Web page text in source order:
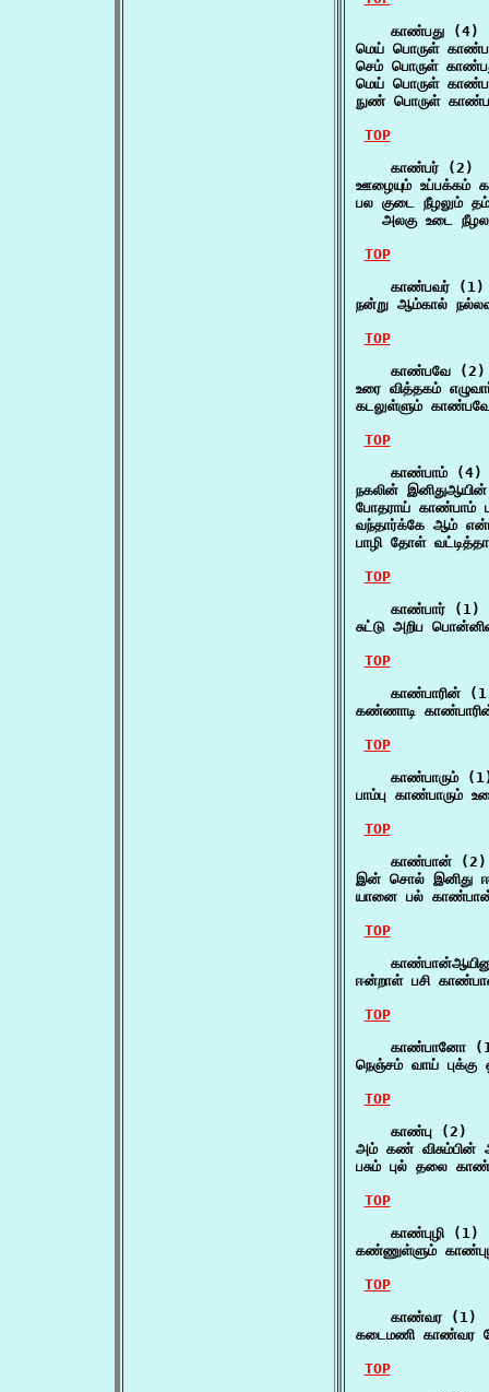
    காண்பது (4)
மெய் பொருள்
செம் பொருள்
மெய் பொருள்
நுண் பொருள்
TOP
    காண்பர் (2)
ஊழையும் உப்பக்கம்
பல குடை நீழலும்
அலகு உடை
TOP
    காண்பவர் (1)
நன்று ஆம்கால்
TOP
    காண்பவே (2)
உரை வித்தகம்
கடலுள்ளும்
TOP
    காண்பாம் (4)
நகலின்
போதராய் காண்பாம்
வந்தார்க்கே ஆம்
பாழி தோள்
TOP
    காண்பார் (1)
சுட்டு அறிப
TOP
காண்பாரின்
கண்ணாடி
TOP
காண்பாரும்
பாம்பு காண்பாரும்
TOP
    காண்பான் (2)
இன் சொல் இனிது
யானை பல்
TOP
ஈன்றாள் பசி
TOP
காண்பானோ
நெஞ்சம் வாய்
TOP
    காண்பு (2)
அம் கண் விசும்பின்
பசும் புல் தலை
TOP
    காண்புழி (1)
கண்ணுள்ளும்
TOP
    காண்வர (1)
கடைமணி காண்வர
TOP